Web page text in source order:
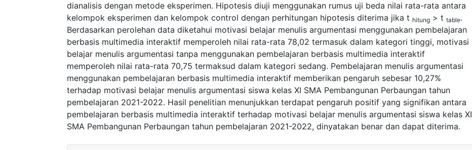
dianalisis dengan metode eksperimen. Hipotesis diuji menggunakan rumus uji beda nilai rata-rata antara
kelompok eksperimen dan kelompok control dengan perhitungan hipotesis diterima jika t hitung > t table.
Berdasarkan perolehan data diketahui motivasi belajar menulis argumentasi menggunakan pembelajaran
berbasis multimedia interaktif memperoleh nilai rata-rata 78,02 termasuk dalam kategori tinggi, motivasi
belajar menulis argumentasi tanpa menggunakan pembelajaran berbasis multimedia interaktif
memperoleh nilai rata-rata 70,75 termaksud dalam kategori sedang. Pembelajaran menulis argumentasi
menggunakan pembelajaran berbasis multimedia interaktif memberikan pengaruh sebesar 10,27%
terhadap motivasi belajar menulis argumentasi siswa kelas XI SMA Pembangunan Perbaungan tahun
pembelajaran 2021-2022. Hasil penelitian menunjukkan terdapat pengaruh positif yang signifikan antara
pembelajaran berbasis multimedia interaktif terhadap motivasi belajar menulis argumentasi siswa kelas XI
SMA Pembangunan Perbaungan tahun pembelajaran 2021-2022, dinyatakan benar dan dapat diterima.